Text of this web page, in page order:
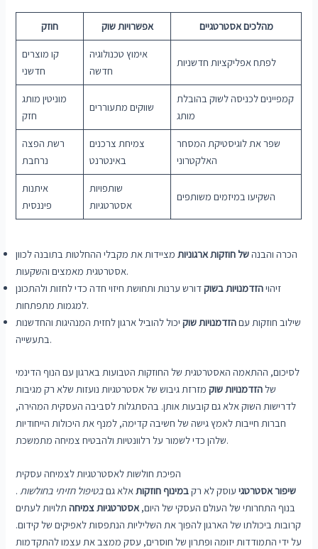
חוזק אפשרויות שוק מהלכים אסטרטגיים
קו מוצרים
חדשני
אימוץ טכנולוגיה
חדשה
לפתח אפליקציות חדשניות
מוניטין מותג
חזק
שווקים מתעוררים
קמפיינים לכניסה לשוק בהובלת
מותג
רשת הפצה
נרחבת
צמיחת צרכנים
באינטרנט
שפר את לוגיסטיקת המסחר
האלקטרוני
איתנות
פיננסית
שותפויות
אסטרטגיות
השקיעו במיזמים משותפים
הכרה והבנהשל חוזקות ארגוניותמציידות את מקבלי ההחלטות בתובנה לכוון
אסטרטגית מאמצים והשקעות.
זיהויהזדמנויות בשוקדורש ערנות ותחושת חיזוי חדה כדי לחזות ולהתכונן
למגמות מתפתחות.
שילוב חוזקות עםהזדמנויות שוקיכול להוביל ארגון לחזית המנהיגות והחדשנות
בתעשייה.
לסיכום, ההתאמה האסטרטגית של החוזקות הטבועות בארגון עם הנוף הדינמי
שלהזדמנויות שוקמזרזת גיבוש של אסטרטגיות נועזות שלא רק מגיבות
לדרישות השוק אלא גם קובעות אותן. בהסתגלות לסביבה העסקית המהירה,
חברות חייבות לאמץ גישה של חשיבה קדימה, למנף את היכולות הייחודיות
שלהן כדי לשמור על רלוונטיות ולהבטיח צמיחה מתמשכת.
הפיכת חולשות לאסטרטגיות לצמיחה עסקית
שיפור אסטרטגיעוסק לא רקבמינוף חוזקותאלא גםבטיפול חזיתי בחולשות.
בנוף התחרותי של העולם העסקי של היום,אסטרטגיות צמיחהתלויות לעתים
קרובות ביכולתו של הארגון להפוך את השליליות הנתפסות לאפיקים של קידום.
על ידי התמודדות יזומה ופתרון של חוסרים, עסק ממצב את עצמו להתקדמות